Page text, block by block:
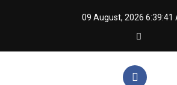
09 August, 2026 6:39:41